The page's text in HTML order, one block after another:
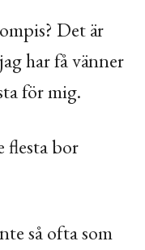
Det är
har få vänner
för mig.
flesta bor
så ofta som